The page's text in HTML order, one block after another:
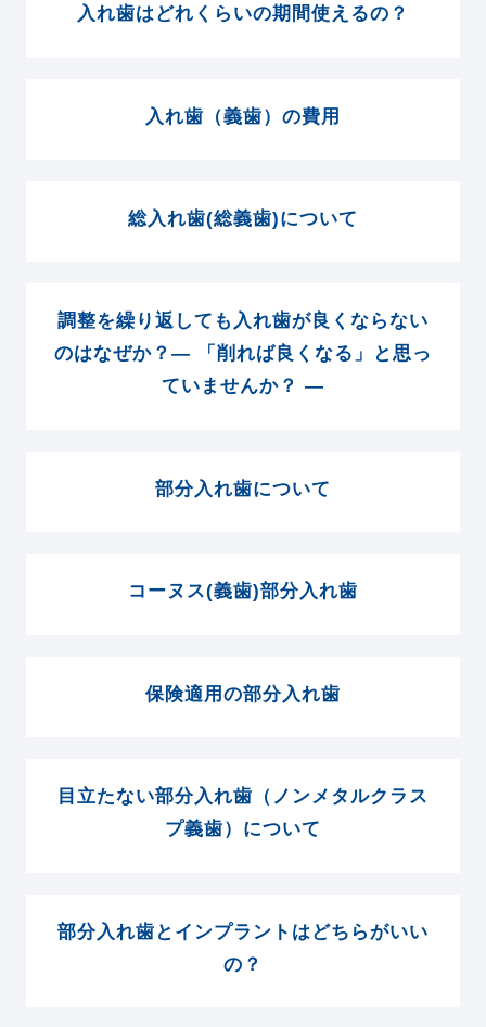
入れ歯はどれくらいの期間使えるの？
入れ歯（義歯）の費用
総入れ歯(総義歯)について
調整を繰り返しても入れ歯が良くならない
のはなぜか？― 「削れば良くなる」と思っ
ていませんか？ ―
部分入れ歯について
コーヌス(義歯)部分入れ歯
保険適用の部分入れ歯
目立たない部分入れ歯（ノンメタルクラス
プ義歯）について
部分入れ歯とインプラントはどちらがいい
の？